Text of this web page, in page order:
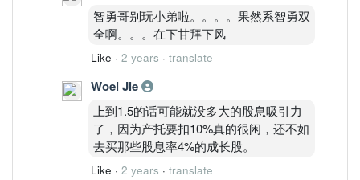
智勇哥别玩小弟啦。。。。果然系智勇双
全啊。。。在下甘拜下风
Like · 2 years · translate
Woei Jie
上到1.5的话可能就没多大的股息吸引力
了，因为产托要扣10%真的很闲，还不如
去买那些股息率4%的成长股。
Like · 2 years · translate